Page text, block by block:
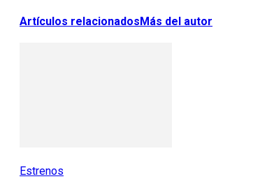
Artículos relacionadosMás del autor
Estrenos